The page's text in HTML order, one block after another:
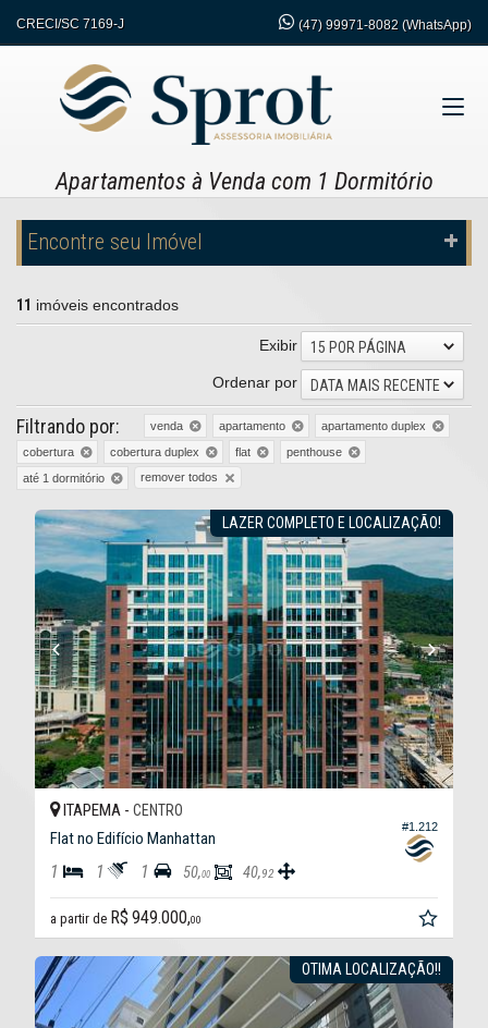
CRECI/SC 7169-J (47) 99971-8082 (WhatsApp)
Apartamentos à Venda com 1 Dormitório
Encontre seu Imóvel
11 imóveis encontrados
Exibir
15 POR PÁGINA
Ordenar por
DATA MAIS RECENTE
Filtrando por: venda apartamento
apartamento duplex
cobertura
cobertura duplex flat
penthouse
até 1 dormitório
remover todos
LAZER COMPLETO E LOCALIZAÇÃO!
#1.212
ITAPEMA - CENTRO
Flat no Edifício Manhattan
1 1 1 50,00 40,92
a partir de R$ 949.000,00
OTIMA LOCALIZAÇÃO!!